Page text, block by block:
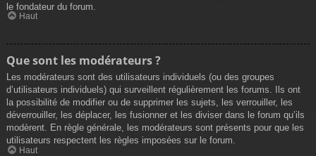
le fondateur du forum.
Haut
Que sont les modérateurs ?
Les modérateurs sont des utilisateurs individuels (ou des groupes
d’utilisateurs individuels) qui surveillent régulièrement les forums. Ils ont
la possibilité de modifier ou de supprimer les sujets, les verrouiller, les
déverrouiller, les déplacer, les fusionner et les diviser dans le forum qu’ils
modèrent. En règle générale, les modérateurs sont présents pour que les
utilisateurs respectent les règles imposées sur le forum.
Haut